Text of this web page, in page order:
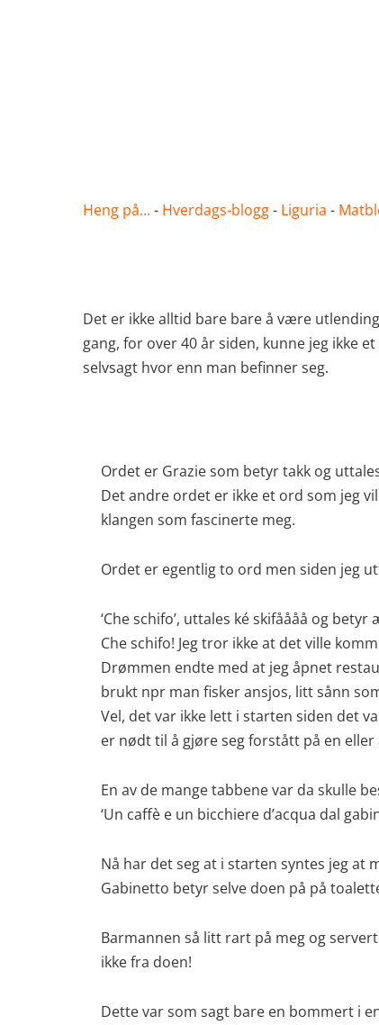
Heng på... - Hverdags-blogg- Liguria -
Det er ikke alltid bare bare å være
gang, for over 40 år siden, kunne jeg ikke
selvsagt hvor enn man befinner seg.
Ordet er Grazie som betyr takk og
Det andre ordet er ikke et ord som jeg
klangen som fascinerte meg.
Ordet er egentlig to ord men siden jeg
‘Che schifo’, uttales ké skifåååå og
Che schifo! Jeg tror ikke at det ville
Drømmen endte med at jeg åpnet
brukt npr man fisker ansjos, litt sånn
Vel, det var ikke lett i starten siden det
er nødt til å gjøre seg forstått på en
En av de mange tabbene var da skulle
‘Un caffè e un bicchiere d’acqua dal
Nå har det seg at i starten syntes jeg at
Gabinetto betyr selve doen på på
Barmannen så litt rart på meg og
ikke fra doen!
Dette var som sagt bare en bommert i